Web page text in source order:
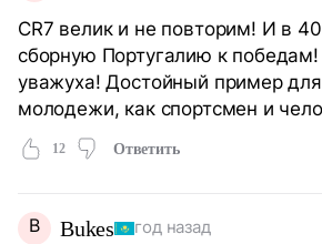
CR7 велик и не повторим! И в
сборную Португалию к победам!
уважуха! Достойный пример
молодежи, как спортсмен и
12 Ответить
B Bukes год назад